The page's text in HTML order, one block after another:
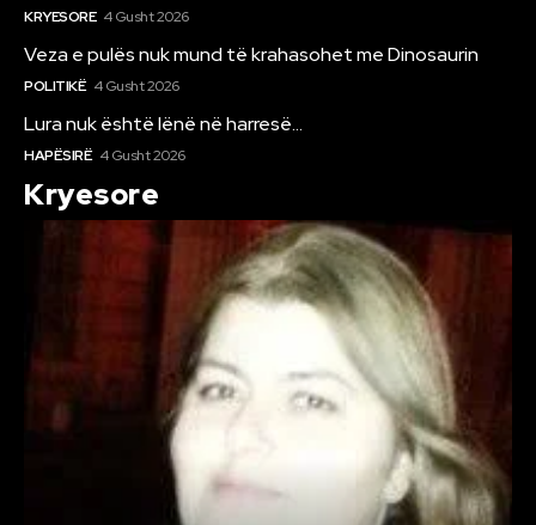
KRYESORE 4 Gusht 2026
Veza e pulës nuk mund të krahasohet me Dinosaurin
POLITIKË 4 Gusht 2026
Lura nuk është lënë në harresë…
HAPËSIRË 4 Gusht 2026
Kryesore